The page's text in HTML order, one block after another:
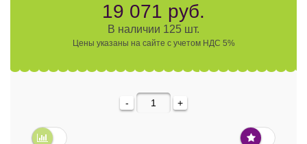
19 071 руб.
В наличии 125 шт.
Цены указаны на сайте с учетом НДС 5%
- +